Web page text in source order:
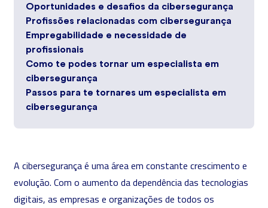
Oportunidades e desafios da cibersegurança
Profissões relacionadas com cibersegurança
Empregabilidade e necessidade de
profissionais
Como te podes tornar um especialista em
cibersegurança
Passos para te tornares um especialista em
cibersegurança
A cibersegurança é uma área em constante crescimento e
evolução. Com o aumento da dependência das tecnologias
digitais, as empresas e organizações de todos os